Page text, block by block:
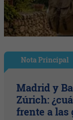
Nota Principal
Madrid y
Zúrich:
frente a las